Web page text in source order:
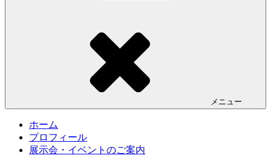
メニュー
ホーム
プロフィール
展示会・イベントのご案内